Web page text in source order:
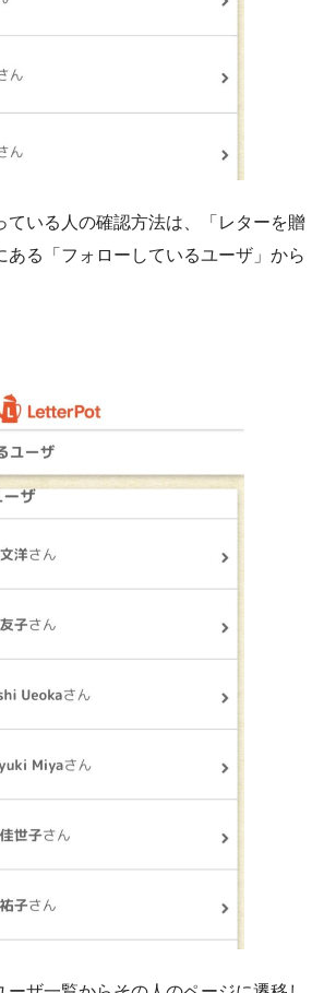
ている人の確認方法は、「レターを贈
ある「フォローしているユーザ」から